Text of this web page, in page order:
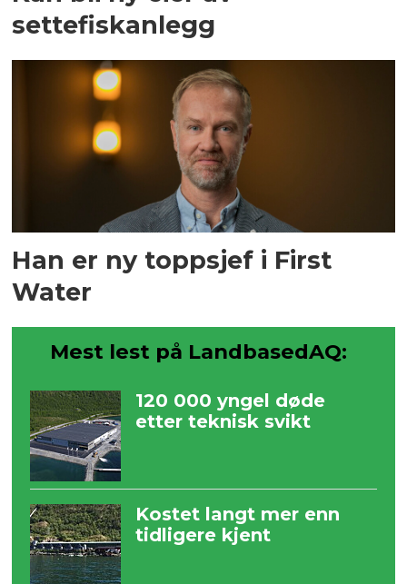
settefiskanlegg
Han er ny toppsjef i First
Water
Mest lest på LandbasedAQ:
120 000 yngel døde
etter teknisk svikt
Kostet langt mer enn
tidligere kjent